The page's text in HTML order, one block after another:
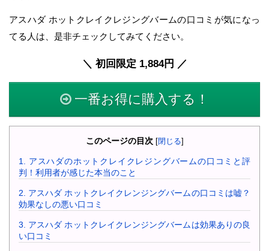
アスハダ ホットクレイクレジングバームの口コミが気になっ
てる人は、是非チェックしてみてください。
＼ 初回限定 1,884円 ／
一番お得に購入する！
このページの目次 [閉じる]
1.
アスハダのホットクレイクレジングバームの口コミと評
判！利用者が感じた本当のこと
2.
アスハダ ホットクレイクレンジングバームの口コミは嘘？
効果なしの悪い口コミ
3.
アスハダ ホットクレイクレンジングバームは効果ありの良
い口コミ